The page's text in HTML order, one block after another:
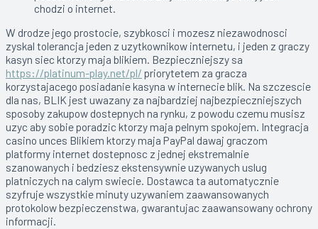
chodzi o internet.
W drodze jego prostocie, szybkosci i mozesz niezawodnosci
zyskal tolerancja jeden z uzytkownikow internetu, i jeden z graczy
kasyn siec ktorzy maja blikiem. Bezpieczniejszy sa
https://platinum-play.net/pl/ priorytetem za gracza
korzystajacego posiadanie kasyna w internecie blik. Na szczescie
dla nas, BLIK jest uwazany za najbardziej najbezpieczniejszych
sposoby zakupow dostepnych na rynku, z powodu czemu musisz
uzyc aby sobie poradzic ktorzy maja pelnym spokojem. Integracja
casino unces Blikiem ktorzy maja PayPal dawaj graczom
platformy internet dostepnosc z jednej ekstremalnie
szanowanych i bedziesz ekstensywnie uzywanych uslug
platniczych na calym swiecie. Dostawca ta automatycznie
szyfruje wszystkie minuty uzywaniem zaawansowanych
protokolow bezpieczenstwa, gwarantujac zaawansowany ochrony
informacji.